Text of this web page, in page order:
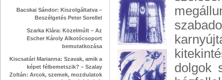
Bacskai Sándor: Kiszolgáltatva –
Beszélgetés Peter Sorellel
Szarka Klára: Közelmúlt – Az
Escher Károly Alkotócsoport
bemutatkozása
Kiscsatári Marianna: Szavak, amik a
képet félbemetszik? – Szalay
Zoltán: Arcok, szemek, mozdulatok
dolgok